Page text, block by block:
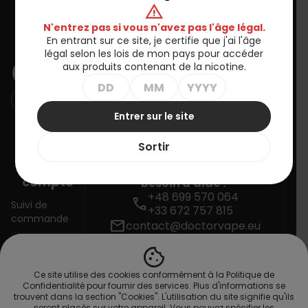
cookie
Ce site utilise des cookies conformément à la Politique de
Confidentialité pour fournir des services. Plus d'informations se
trouvent dans la section "Cookies". L'utilisation du site signifie qu'ils
Informations
BULLETIN D'INFORMATION
Vous pouvez vous désinscrire à tout moment. Vous trouverez
pour cela nos informations de contact dans les conditions
d'utilisation du site.
compte
Suivi de
commande
Créez votre
compte
Besoin d'aide ?
call+48 699 570 064
+33 672 757 815
mailcontact@doctorvape.eu
warning
N'entrez pas si vous n'avez pas l'âge légal.
En entrant sur ce site, je certifie que j'ai l'âge
légal selon les lois de mon pays pour accéder
aux produits contenant de la nicotine.
Entrer sur le site
Sortir